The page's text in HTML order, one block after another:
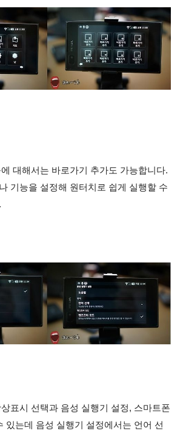
대해서는 바로가기 추가도 가능합니다.
기능을 설정해 원터치로 쉽게 실행할 수
표시 선택과 음성 실행기 설정, 스마트폰
있는데 음성 실행기 설정에서는 언어 선